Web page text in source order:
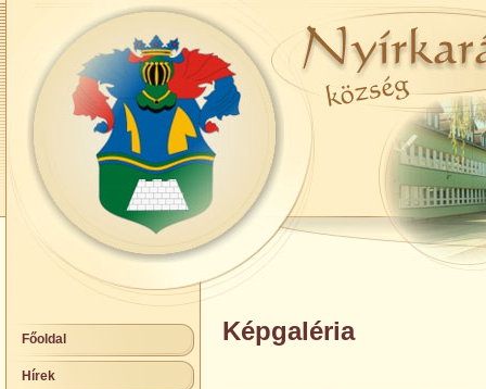
Főoldal
Hírek
Képgaléria